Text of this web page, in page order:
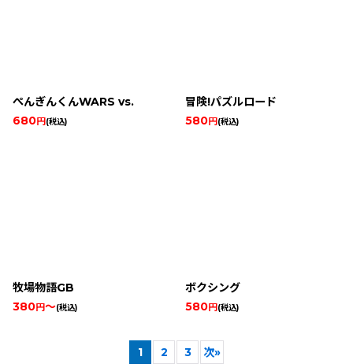
ぺんぎんくんWARS vs.
680円(税込)
冒険!パズルロード
580円(税込)
牧場物語GB
380円～(税込)
ボクシング
580円(税込)
1 2 3 次»